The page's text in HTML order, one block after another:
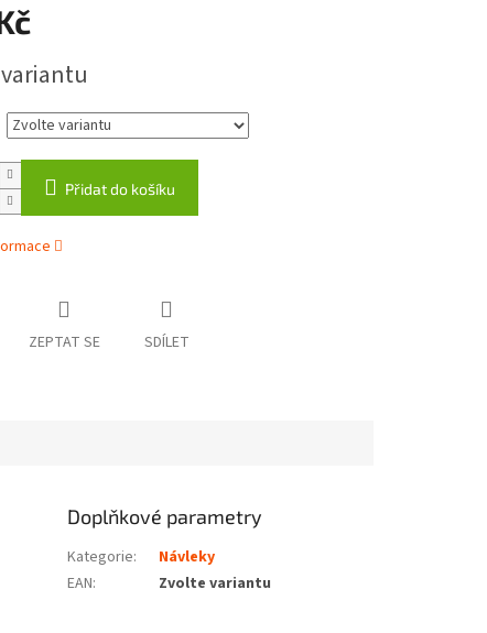
Přidat do košíku
ZEPTAT SE SDÍLET
Doplňkové parametry
Kategorie:
Návleky
EAN: Zvolte variantu